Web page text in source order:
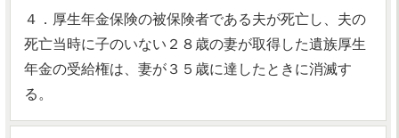
４．厚生年金保険の被保険者である夫が死亡し、夫の
死亡当時に子のいない２８歳の妻が取得した遺族厚生
年金の受給権は、妻が３５歳に達したときに消滅す
る。